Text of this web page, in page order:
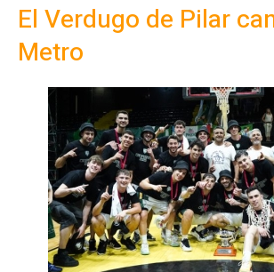
El Verdugo de Pilar
Metro